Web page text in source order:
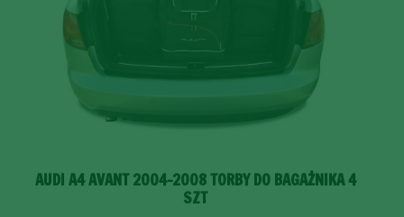
AUDI A4 AVANT 2004-2008 TORBY DO BAGAŻNIKA 4
SZT